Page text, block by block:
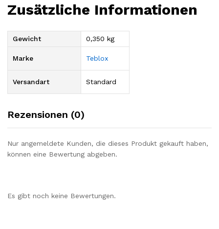
Zusätzliche Informationen
Gewicht 0,350 kg
Marke Teblox
Versandart Standard
Rezensionen (0)
Nur angemeldete Kunden, die dieses Produkt gekauft haben,
können eine Bewertung abgeben.
Es gibt noch keine Bewertungen.